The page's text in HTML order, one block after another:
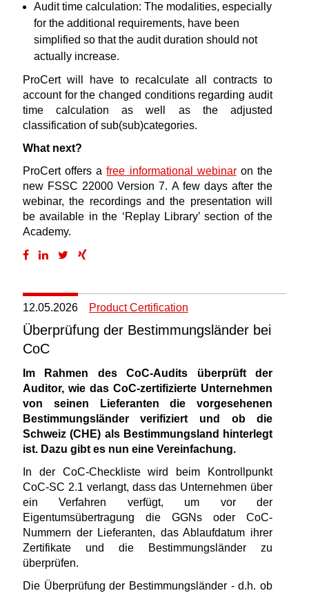
Audit time calculation: The modalities, especially
for the additional requirements, have been
simplified so that the audit duration should not
actually increase.
ProCert will have to recalculate all contracts to
account for the changed conditions regarding audit
time calculation as well as the adjusted
classification of sub(sub)categories.
What next?
ProCert offers afree informational webinaron the
new FSSC 22000 Version 7. A few days after the
webinar, the recordings and the presentation will
be available in the ‘Replay Library’ section of the
Academy.
12.05.2026 Product Certification
Überprüfung der Bestimmungsländer bei
CoC
Im Rahmen des CoC-Audits überprüft der
Auditor, wie das CoC-zertifizierte Unternehmen
von seinen Lieferanten die vorgesehenen
Bestimmungsländer verifiziert und ob die
Schweiz (CHE) als Bestimmungsland hinterlegt
ist. Dazu gibt es nun eine Vereinfachung.
In der CoC-Checkliste wird beim Kontrollpunkt
CoC-SC 2.1 verlangt, dass das Unternehmen über
ein Verfahren verfügt, um vor der
Eigentumsübertragung die GGNs oder CoC-
Nummern der Lieferanten, das Ablaufdatum ihrer
Zertifikate und die Bestimmungsländer zu
überprüfen.
Die Überprüfung der Bestimmungsländer - d.h. ob